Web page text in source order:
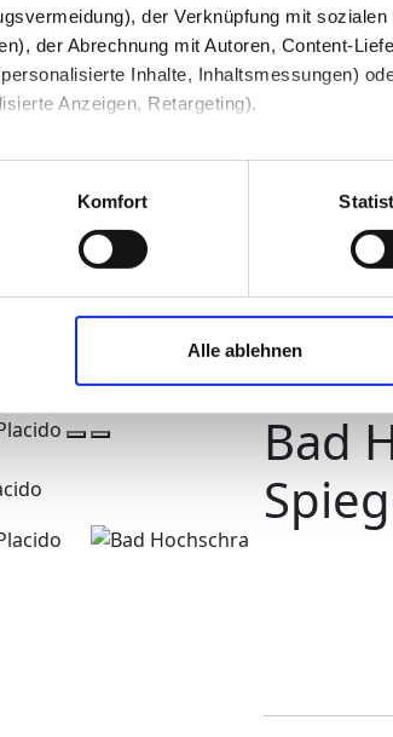
der Verknüpfung mit
der Abrechnung mit Autoren, Content-
Inhalte, Inhaltsmessungen)
Anzeigen, Retargeting).
Datenschutz nachlesen. Über den Link
Partner erfahren und die von Ihnen
klicken, willigen Sie in die
Komfort
Alle ablehnen
Bad